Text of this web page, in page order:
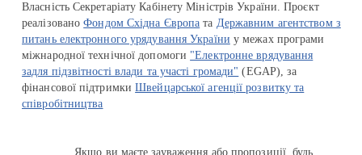
Власність Секретаріату Кабінету Міністрів України. Проєкт
реалізованоФондом Східна Європа та Державним агентством з
питань електронного урядування України у межах програми
міжнародної технічної допомоги "Електронне врядування
задля підзвітності влади та участі громади" (EGAP), за
фінансової підтримкиШвейцарської агенції розвитку та
співробітництва
Якщо ви маєте зауваження або пропозиції, будь